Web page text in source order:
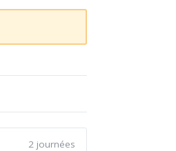
2 journées